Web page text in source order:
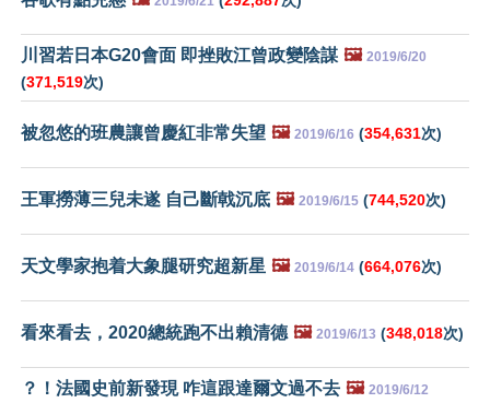
川習若日本G20會面 即挫敗江曾政變陰謀 🖼️ 2019/6/20
(371,519次)
被忽悠的班農讓曾慶紅非常失望 🖼️ 2019/6/16 (354,631次)
王軍撈薄三兒未遂 自己斷戟沉底 🖼️ 2019/6/15 (744,520次)
天文學家抱着大象腿研究超新星 🖼️ 2019/6/14 (664,076次)
看來看去，2020總統跑不出賴清德 🖼️ 2019/6/13 (348,018次)
？！法國史前新發現 咋這跟達爾文過不去 🖼️ 2019/6/12